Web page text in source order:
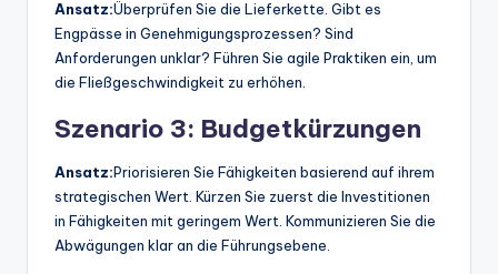
Ansatz:Überprüfen Sie die Lieferkette. Gibt es
Engpässe in Genehmigungsprozessen? Sind
Anforderungen unklar? Führen Sie agile Praktiken ein, um
die Fließgeschwindigkeit zu erhöhen.
Szenario 3: Budgetkürzungen
Ansatz:Priorisieren Sie Fähigkeiten basierend auf ihrem
strategischen Wert. Kürzen Sie zuerst die Investitionen
in Fähigkeiten mit geringem Wert. Kommunizieren Sie die
Abwägungen klar an die Führungsebene.